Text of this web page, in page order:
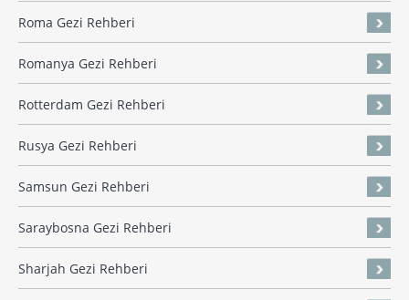
Roma Gezi Rehberi
Romanya Gezi Rehberi
Rotterdam Gezi Rehberi
Rusya Gezi Rehberi
Samsun Gezi Rehberi
Saraybosna Gezi Rehberi
Sharjah Gezi Rehberi